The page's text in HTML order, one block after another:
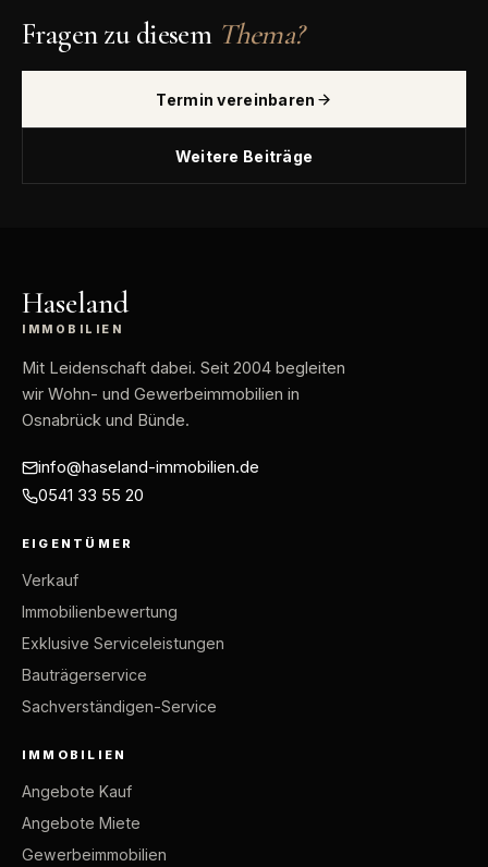
Fragen zu diesem Thema?
Termin vereinbaren
Weitere Beiträge
Haseland
IMMOBILIEN
Mit Leidenschaft dabei. Seit 2004 begleiten
wir Wohn- und Gewerbeimmobilien in
Osnabrück und Bünde.
info@haseland-immobilien.de
0541 33 55 20
EIGENTÜMER
Verkauf
Immobilienbewertung
Exklusive Serviceleistungen
Bauträgerservice
Sachverständigen-Service
IMMOBILIEN
Angebote Kauf
Angebote Miete
Gewerbeimmobilien